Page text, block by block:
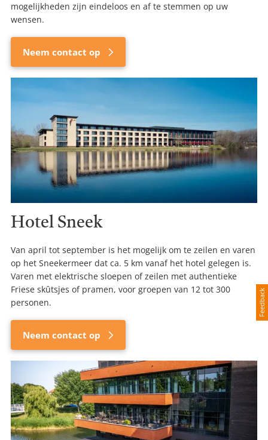
mogelijkheden zijn eindeloos en af te stemmen op uw
wensen.
Neem contact op
Hotel Sneek
Van april tot september is het mogelijk om te zeilen en varen
op het Sneekermeer dat ca. 5 km vanaf het hotel gelegen is.
Varen met elektrische sloepen of zeilen met authentieke
Friese skûtsjes of pramen, voor groepen van 12 tot 300
personen.
Neem contact op
Feedback